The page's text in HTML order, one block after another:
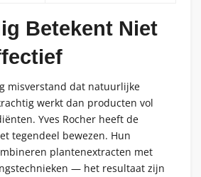
Betekent Niet
misverstand dat natuurlijke
werkt dan producten vol
Yves Rocher heeft de
tegendeel bewezen. Hun
plantenextracten met
— het resultaat zijn